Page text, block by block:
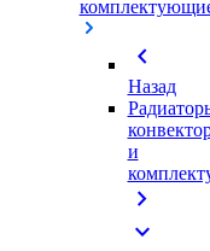
chevron_left
Назад
и
chevron_right
expand_more